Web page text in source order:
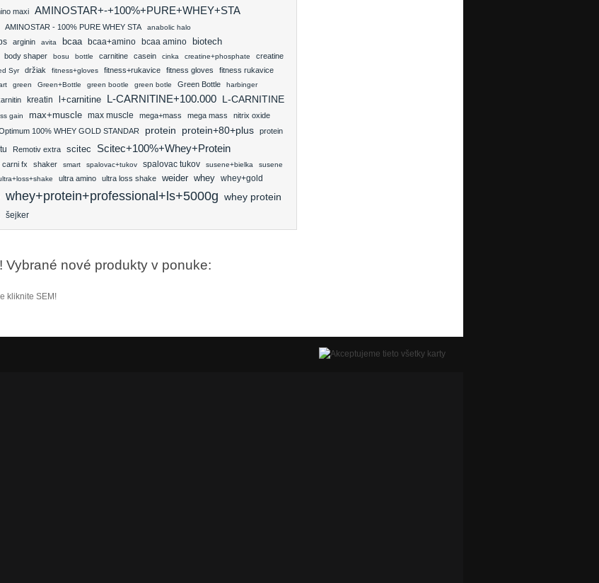
maxi AMINOSTAR+-+100%+PURE+WHEY+STA
AMINOSTAR - 100% PURE WHEY STA anabolic halo
arginin avita bcaa bcaa+amino bcaa amino
biotech
body shaper bosu bottle carnitine casein cinka creatine+phosphate
creatine
Syr držiak fitness+gloves fitness+rukavice fitness gloves fitness rukavice
green Green+Bottle green bootle green botle Green Bottle
harbinger
kreatin l+carnitine L-CARNITINE+100.000
L-CARNITINE
gain max+muscle max muscle mega+mass mega mass
nitrix oxide
100% WHEY GOLD STANDAR protein protein+80+plus protein
Remotiv extra scitec Scitec+100%+Whey+Protein
carni fx shaker smart spalovac+tukov spalovac tukov susene+bielka
susene
ultra amino ultra loss shake weider whey whey+gold
whey+protein+professional+ls+5000g whey protein
šejker
nové produkty v ponuke:
kliknite SEM!